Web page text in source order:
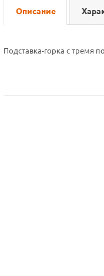
Описание
Подставка-горка с тремя